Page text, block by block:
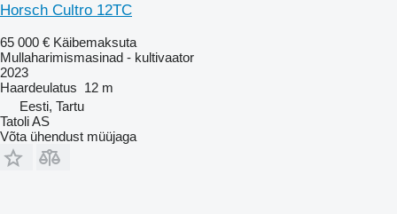
Horsch Cultro 12TC
65 000 € Käibemaksuta
Mullaharimismasinad - kultivaator
2023
Haardeulatus 12 m
Eesti, Tartu
Tatoli AS
Võta ühendust müüjaga